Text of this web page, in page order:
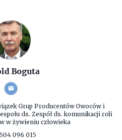
Boguta
Grup Producentów Owoców i
ds. Zespół ds. komunikacji roli
w żywieniu człowieka
096 015